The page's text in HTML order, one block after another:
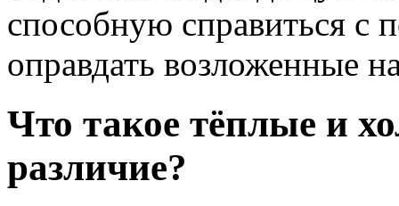
способную справиться с
оправдать возложенные
Что такое тёплые и
различие?